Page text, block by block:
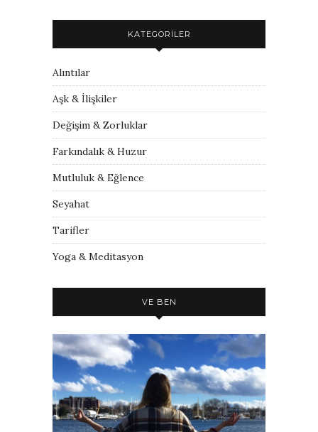
KATEGORILER
Alıntılar
Aşk & İlişkiler
Değişim & Zorluklar
Farkındalık & Huzur
Mutluluk & Eğlence
Seyahat
Tarifler
Yoga & Meditasyon
VE BEN